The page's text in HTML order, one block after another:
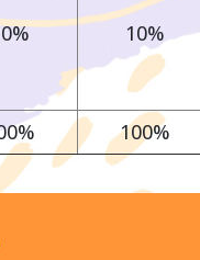
10%
100%